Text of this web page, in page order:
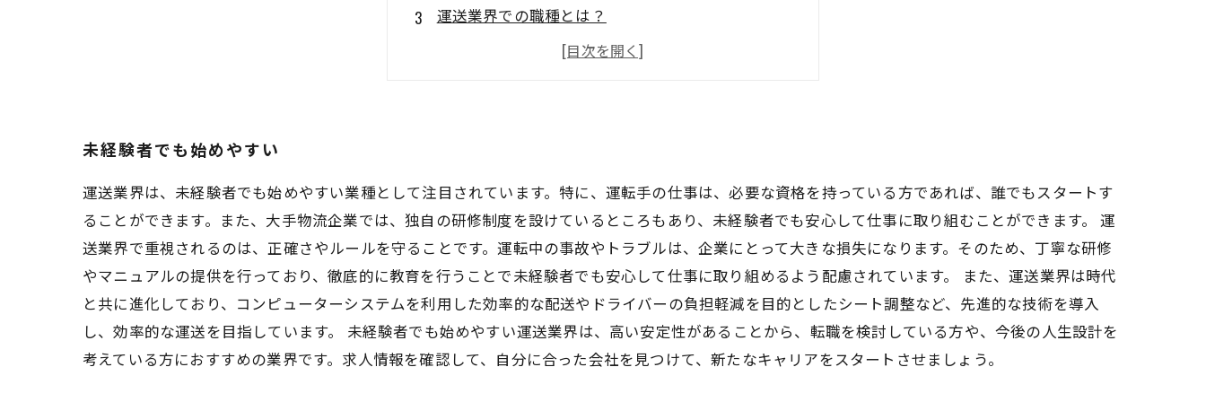
運送業界での職種とは？
吹田市での運送業界就職に向けたスキルアップ方法
未経験者でも始めやすい
運送業界は、未経験者でも始めやすい業種として注目されています。特に、運転手の仕事は、必要な資格を持っている方であれば、誰でもスタートす
ることができます。また、大手物流企業では、独自の研修制度を設けているところもあり、未経験者でも安心して仕事に取り組むことができます。 運
送業界で重視されるのは、正確さやルールを守ることです。運転中の事故やトラブルは、企業にとって大きな損失になります。そのため、丁寧な研修
やマニュアルの提供を行っており、徹底的に教育を行うことで未経験者でも安心して仕事に取り組めるよう配慮されています。 また、運送業界は時代
と共に進化しており、コンピューターシステムを利用した効率的な配送やドライバーの負担軽減を目的としたシート調整など、先進的な技術を導入
し、効率的な運送を目指しています。 未経験者でも始めやすい運送業界は、高い安定性があることから、転職を検討している方や、今後の人生設計を
考えている方におすすめの業界です。求人情報を確認して、自分に合った会社を見つけて、新たなキャリアをスタートさせましょう。